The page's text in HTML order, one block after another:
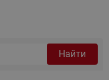
Найти